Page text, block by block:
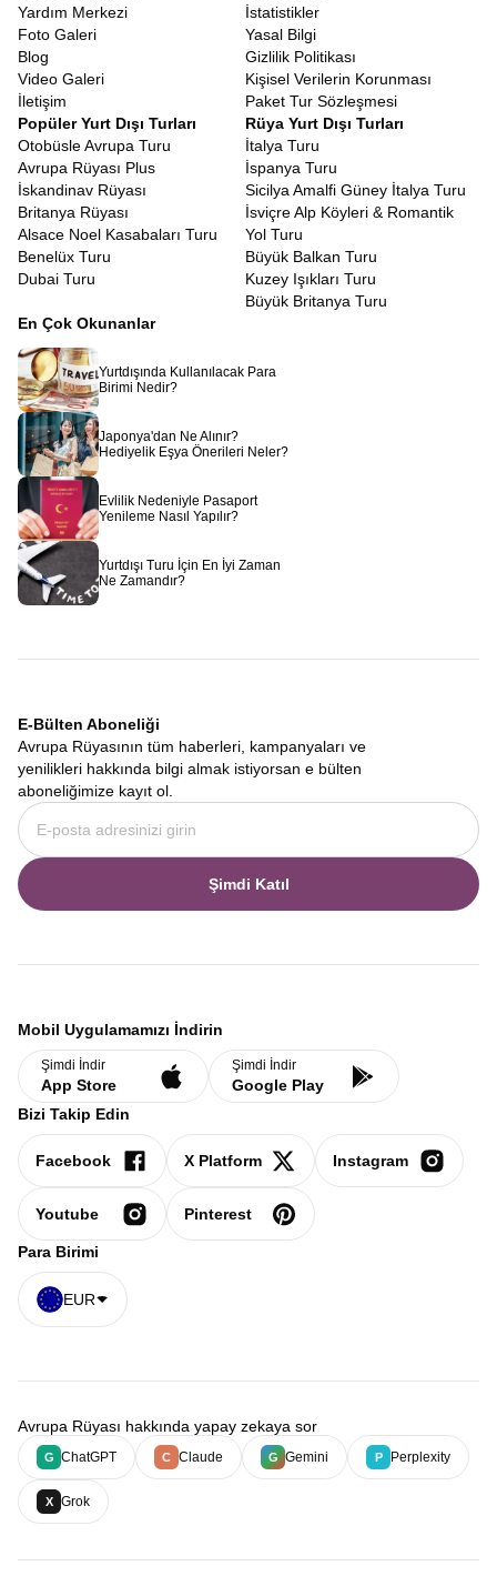
Yardım Merkezi
Foto Galeri
Blog
Video Galeri
İletişim
İstatistikler
Yasal Bilgi
Gizlilik Politikası
Kişisel Verilerin Korunması
Paket Tur Sözleşmesi
Popüler Yurt Dışı Turları
Otobüsle Avrupa Turu
Avrupa Rüyası Plus
İskandinav Rüyası
Britanya Rüyası
Alsace Noel Kasabaları Turu
Benelüx Turu
Dubai Turu
Rüya Yurt Dışı Turları
İtalya Turu
İspanya Turu
Sicilya Amalfi Güney İtalya Turu
İsviçre Alp Köyleri & Romantik
Yol Turu
Büyük Balkan Turu
Kuzey Işıkları Turu
Büyük Britanya Turu
En Çok Okunanlar
Yurtdışında Kullanılacak Para
Birimi Nedir?
Japonya'dan Ne Alınır?
Hediyelik Eşya Önerileri Neler?
Evlilik Nedeniyle Pasaport
Yenileme Nasıl Yapılır?
Yurtdışı Turu İçin En İyi Zaman
Ne Zamandır?
E-Bülten Aboneliği
Avrupa Rüyasının tüm haberleri, kampanyaları ve
yenilikleri hakkında bilgi almak istiyorsan e bülten
aboneliğimize kayıt ol.
Şimdi Katıl
Mobil Uygulamamızı İndirin
Şimdi İndir
App Store
Şimdi İndir
Google Play
Bizi Takip Edin
Facebook X Platform Instagram
Youtube Pinterest
Para Birimi
EUR
Avrupa Rüyası hakkında yapay zekaya sor
G ChatGPT C Claude G Gemini P Perplexity
X Grok